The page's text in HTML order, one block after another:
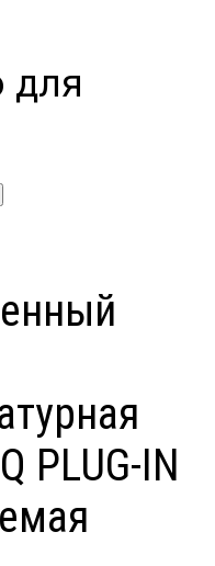
для
PLUG-IN